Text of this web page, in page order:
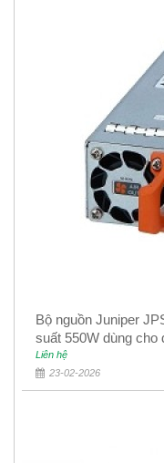
Bộ nguồn Juniper
suất 550W dùng cho
EX4400
Liên hệ
23-02-2026